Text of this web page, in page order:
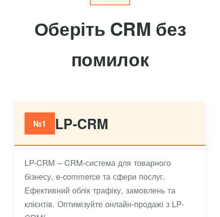
Оберіть CRM без
помилок
№1 LP-CRM
LP-CRM – CRM-система для товарного
бізнесу, e-commerce та сфери послуг.
Ефективний облік трафіку, замовлень та
клієнтів. Оптимізуйте онлайн-продажі з LP-